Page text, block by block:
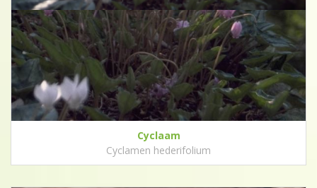
Cyclaam
Cyclamen hederifolium